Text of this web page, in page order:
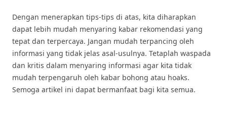
Dengan menerapkan tips-tips di atas, kita diharapkan
dapat lebih mudah menyaring kabar rekomendasi yang
tepat dan terpercaya. Jangan mudah terpancing oleh
informasi yang tidak jelas asal-usulnya. Tetaplah waspada
dan kritis dalam menyaring informasi agar kita tidak
mudah terpengaruh oleh kabar bohong atau hoaks.
Semoga artikel ini dapat bermanfaat bagi kita semua.